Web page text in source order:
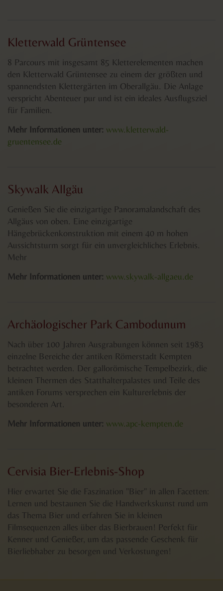
Kletterwald Grüntensee
8 Parcours mit insgesamt 85 Kletterelementen machen
den Kletterwald Grüntensee zu einem der größten und
spannendsten Klettergärten im Oberallgäu. Die Anlage
verspricht Abenteuer pur und ist ein ideales Ausflugsziel
für Familien.
Mehr Informationen unter: www.kletterwald-
gruentensee.de
Skywalk Allgäu
Genießen Sie die einzigartige Panoramalandschaft des
Allgäus von oben. Eine einzigartige
Hängebrückenkonstruktion mit einem 40 m hohen
Aussichtsturm sorgt für ein unvergleichliches Erlebnis.
Mehr
Mehr Informationen unter: www.skywalk-allgaeu.de
Archäologischer Park Cambodunum
Nach über 100 Jahren Ausgrabungen können seit 1983
einzelne Bereiche der antiken Römerstadt Kempten
betrachtet werden. Der gallorömische Tempelbezirk, die
kleinen Thermen des Statthalterpalastes und Teile des
antiken Forums versprechen ein Kulturerlebnis der
besonderen Art.
Mehr Informationen unter: www.apc-kempten.de
Cervisia Bier-Erlebnis-Shop
Hier erwartet Sie die Faszination "Bier" in allen Facetten:
Lernen und bestaunen Sie die Handwerkskunst rund um
das Thema Bier und erfahren Sie in kleinen
Filmsequenzen alles über das Bierbrauen! Perfekt für
Kenner und Genießer, um das passende Geschenk für
Bierliebhaber zu besorgen und Verkostungen!